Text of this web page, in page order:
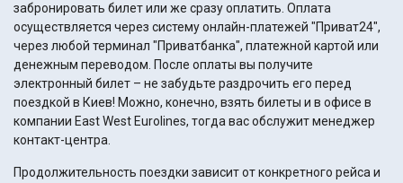
забронировать билет или же сразу оплатить. Оплата
осуществляется через систему онлайн-платежей "Приват24",
через любой терминал "Приватбанка", платежной картой или
денежным переводом. После оплаты вы получите
электронный билет – не забудьте раздрочить его перед
поездкой в Киев! Можно, конечно, взять билеты и в офисе в
компании East West Eurolines, тогда вас обслужит менеджер
контакт-центра.
Продолжительность поездки зависит от конкретного рейса и